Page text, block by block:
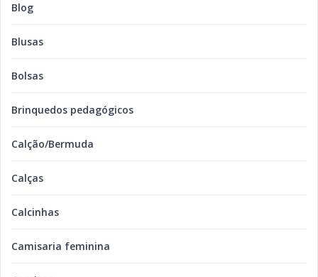
Blog
Blusas
Bolsas
Brinquedos pedagógicos
Calção/Bermuda
Calças
Calcinhas
Camisaria feminina